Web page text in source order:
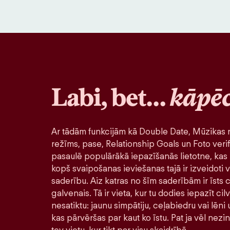
Labi, bet…
Ar tādām funkcijām kā Double Date, Mūzikas
režīms, pase, Relationship Goals un Foto
pasaulē populārākā iepazīšanās lietotne,
kopš svaipošanas ieviešanas tajā ir izveidoti
saderību. Aiz katras no šīm saderībām ir īsts
galvenais. Tā ir vieta, kur tu dodies iepazīt
nesatiktu: jaunu simpātiju, ceļabiedru vai
kas pārvēršas par kaut ko īstu. Pat ja vēl